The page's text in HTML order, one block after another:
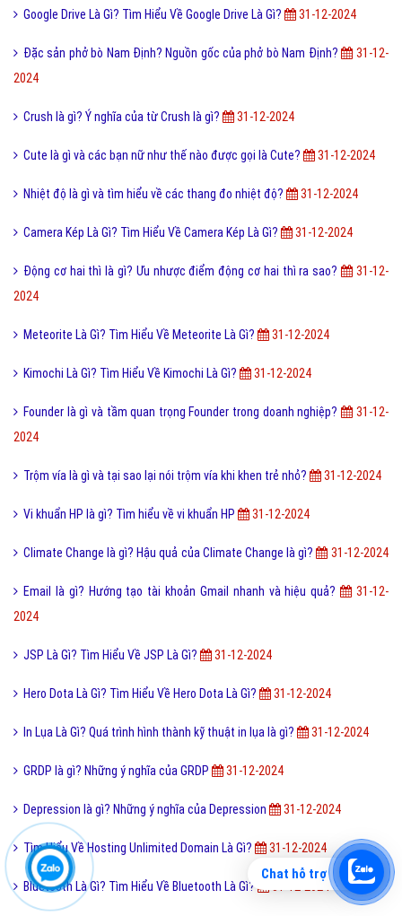
Google Drive Là Gì? Tìm Hiểu Về Google Drive Là Gì? 31-12-2024
Đặc sản phở bò Nam Định? Nguồn gốc của phở bò Nam Định?
31-12-
2024
Crush là gì? Ý nghĩa của từ Crush là gì? 31-12-2024
Cute là gì và các bạn nữ như thế nào được gọi là Cute? 31-12-2024
Nhiệt độ là gì và tìm hiểu về các thang đo nhiệt độ? 31-12-2024
Camera Kép Là Gì? Tìm Hiểu Về Camera Kép Là Gì? 31-12-2024
Động cơ hai thì là gì? Ưu nhược điểm động cơ hai thì ra sao?
31-12-
2024
Meteorite Là Gì? Tìm Hiểu Về Meteorite Là Gì? 31-12-2024
Kimochi Là Gì? Tìm Hiểu Về Kimochi Là Gì? 31-12-2024
Founder là gì và tầm quan trọng Founder trong doanh nghiệp?
31-12-
2024
Trộm vía là gì và tại sao lại nói trộm vía khi khen trẻ nhỏ? 31-12-2024
Vi khuẩn HP là gì? Tìm hiểu về vi khuẩn HP 31-12-2024
Climate Change là gì? Hậu quả của Climate Change là gì? 31-12-2024
Email là gì? Hướng tạo tài khoản Gmail nhanh và hiệu quả?
31-12-
2024
JSP Là Gì? Tìm Hiểu Về JSP Là Gì? 31-12-2024
Hero Dota Là Gì? Tìm Hiểu Về Hero Dota Là Gì? 31-12-2024
In Lụa Là Gì? Quá trình hình thành kỹ thuật in lụa là gì? 31-12-2024
GRDP là gì? Những ý nghĩa của GRDP 31-12-2024
Depression là gì? Những ý nghĩa của Depression 31-12-2024
Tìm Hiểu Về Hosting Unlimited Domain Là Gì? 31-12-2024
Bluetooth Là Gì? Tìm Hiểu Về Bluetooth Là Gì?
Chat hỗ trợ